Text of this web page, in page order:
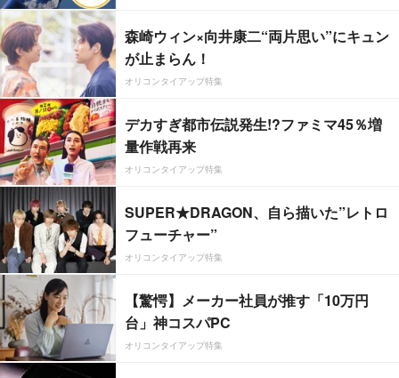
森崎ウィン×向井康二“両片思い”にキュン
が止まらん！
オリコンタイアップ特集
デカすぎ都市伝説発生!?ファミマ45％増
量作戦再来
オリコンタイアップ特集
SUPER★DRAGON、自ら描いた”レトロ
フューチャー”
オリコンタイアップ特集
【驚愕】メーカー社員が推す「10万円
台」神コスパPC
オリコンタイアップ特集